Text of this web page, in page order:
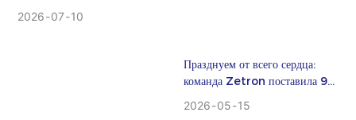
CPHI South East Asia 2026:
Точный мониторинг частиц в
2026 07 10
Празднуем от всего сердца:
команда Zetron поставила 91
анализатор для обнаружения
утечек для проекта UNOPS в
2026 05 15